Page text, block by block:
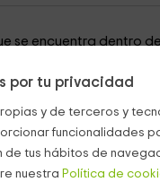
por tu privacidad
y de terceros y
funcionalidades
de tus hábitos de
nuestra Política de
se encuentra dentro de
paisajes.
. Aquí es donde se sitúa
Al lado podréis ver